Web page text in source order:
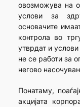
овозможува на
услови за
основачите
контрола во
утврдат и
не се работи за
негово
Понатаму,
акцијата